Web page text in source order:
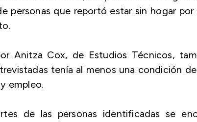
personas que reportó estar sin hogar por
Anitza Cox, de Estudios Técnicos,
tenía al menos una condición
empleo.
de las personas identificadas se